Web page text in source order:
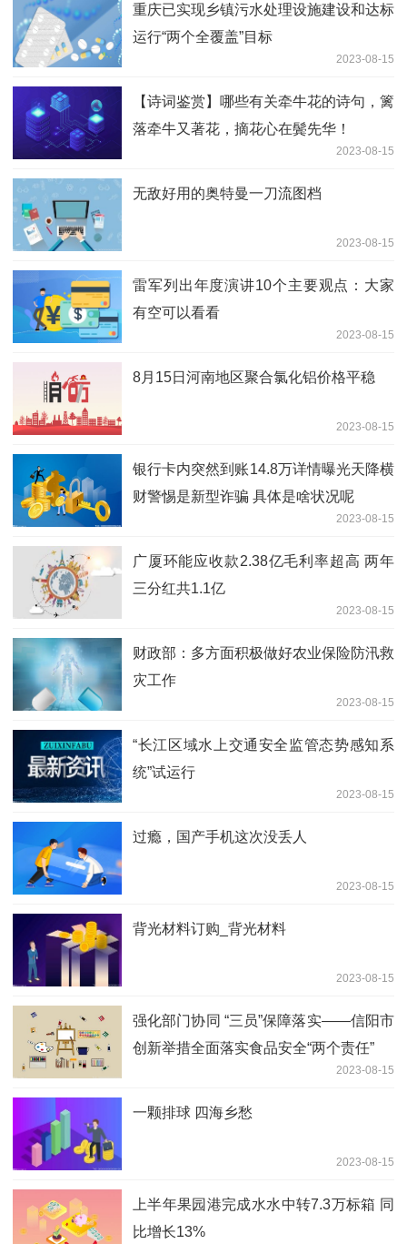
重庆已实现乡镇污水处理设施建设和达标
运行“两个全覆盖”目标
2023-08-15
【诗词鉴赏】哪些有关牵牛花的诗句，篱
落牵牛又著花，摘花心在鬓先华！
2023-08-15
无敌好用的奥特曼一刀流图档
2023-08-15
雷军列出年度演讲10个主要观点：大家
有空可以看看
2023-08-15
8月15日河南地区聚合氯化铝价格平稳
2023-08-15
银行卡内突然到账14.8万详情曝光天降横
财警惕是新型诈骗 具体是啥状况呢
2023-08-15
广厦环能应收款2.38亿毛利率超高 两年
三分红共1.1亿
2023-08-15
财政部：多方面积极做好农业保险防汛救
灾工作
2023-08-15
“长江区域水上交通安全监管态势感知系
统”试运行
2023-08-15
过瘾，国产手机这次没丢人
2023-08-15
背光材料订购_背光材料
2023-08-15
强化部门协同 “三员”保障落实——信阳市
创新举措全面落实食品安全“两个责任”
2023-08-15
一颗排球 四海乡愁
2023-08-15
上半年果园港完成水水中转7.3万标箱 同
比增长13%